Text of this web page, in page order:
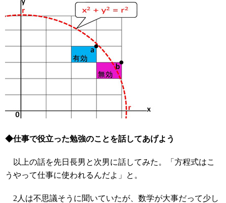
◆仕事で役立った勉強のことを話してあげよう
以上の話を先日長男と次男に話してみた。「方程式はこ
うやって仕事に使われるんだよ」と。
2人は不思議そうに聞いていたが、数学が大事だって少し